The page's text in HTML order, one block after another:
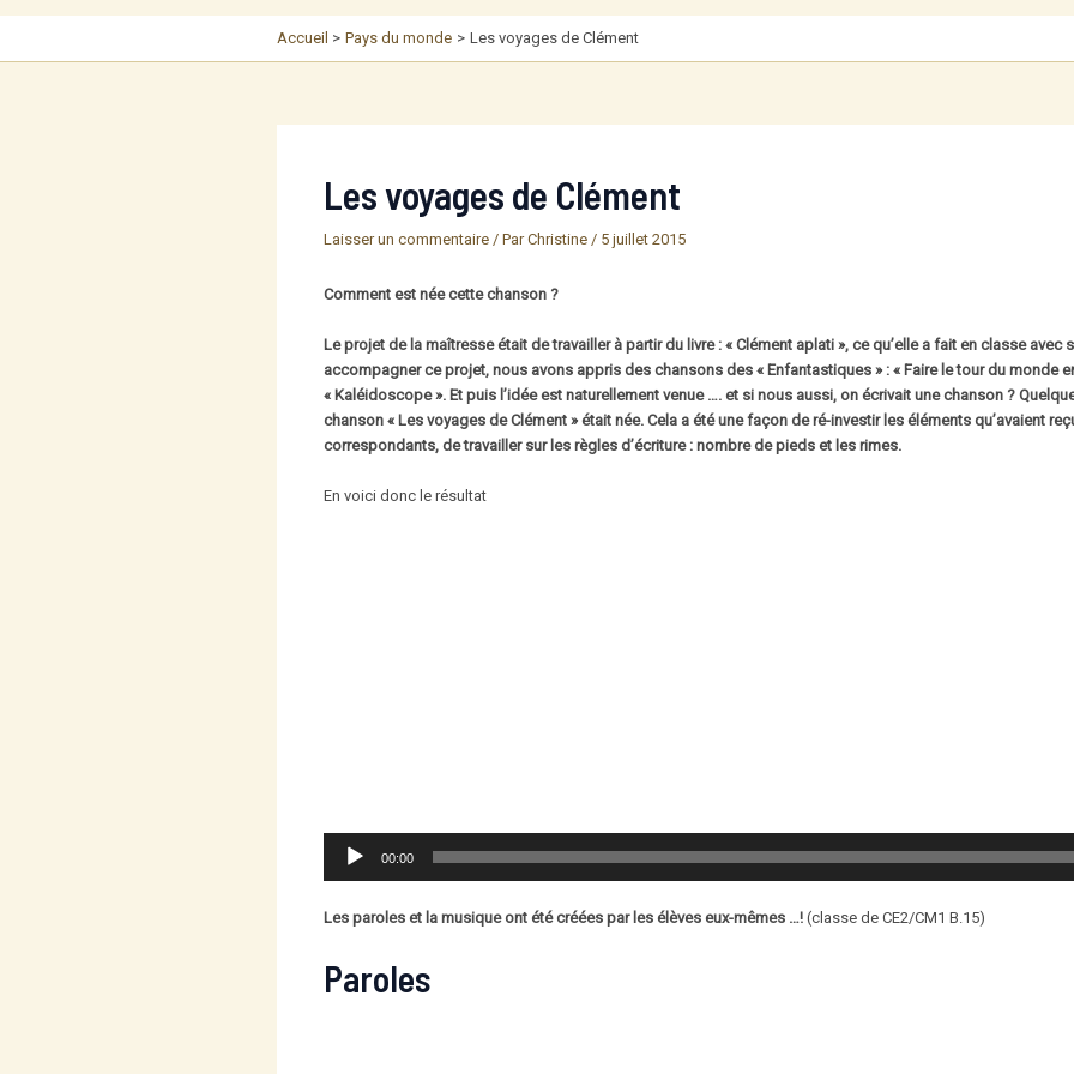
Accueil Pays du monde Les voyages de Clément
Les voyages de Clément
Laisser un commentaire / ParChristine / 5 juillet 2015
Comment est née cette chanson ?
Le projet de la maîtresse était de travailler à partir du livre : « Clément aplati », ce qu’elle a fait en classe avec
accompagner ce projet, nous avons appris des chansons des « Enfantastiques » : « Faire le tour du monde
« Kaléidoscope ». Et puis l’idée est naturellement venue …. et si nous aussi, on écrivait une chanson ?
chanson « Les voyages de Clément » était née. Cela a été une façon de ré-investir les éléments qu’avaient
correspondants, de travailler sur les règles d’écriture : nombre de pieds et les rimes.
En voici donc le résultat
Lecteur
audio
00:00
Les paroles et la musique ont été créées par les élèves eux-mêmes …! (classe de CE2/CM1 B.15)
Paroles